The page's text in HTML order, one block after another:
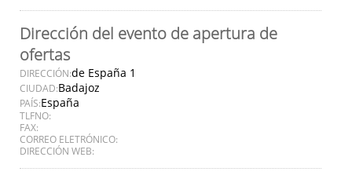
Dirección del evento de apertura de
ofertas
DIRECCIÓN:de España 1
CIUDAD:Badajoz
PAÍS:España
TLFNO:
FAX:
CORREO ELETRÓNICO:
DIRECCIÓN WEB: